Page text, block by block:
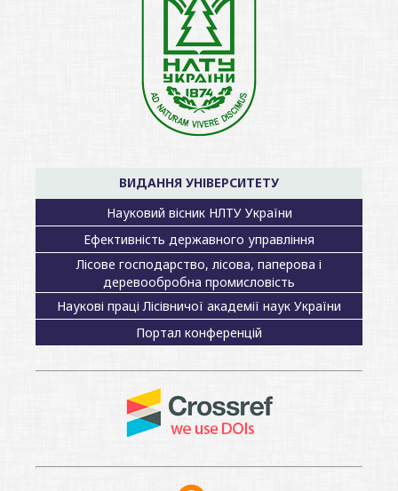
ВИДАННЯ УНІВЕРСИТЕТУ
Науковий вісник НЛТУ України
Ефективність державного управління
Лісове господарство, лісова, паперова і
деревообробна промисловість
Наукові праці Лісівничої академії наук України
Портал конференцій